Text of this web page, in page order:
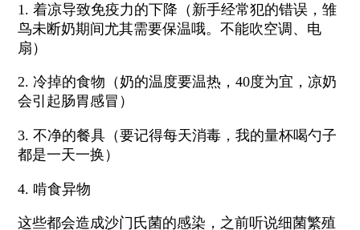
1. 着凉导致免疫力的下降（新手经常犯的错误，雏
鸟未断奶期间尤其需要保温哦。不能吹空调、电
扇）
2. 冷掉的食物（奶的温度要温热，40度为宜，凉奶
会引起肠胃感冒）
3. 不净的餐具（要记得每天消毒，我的量杯喝勺子
都是一天一换）
4. 啃食异物
这些都会造成沙门氏菌的感染，之前听说细菌繁殖